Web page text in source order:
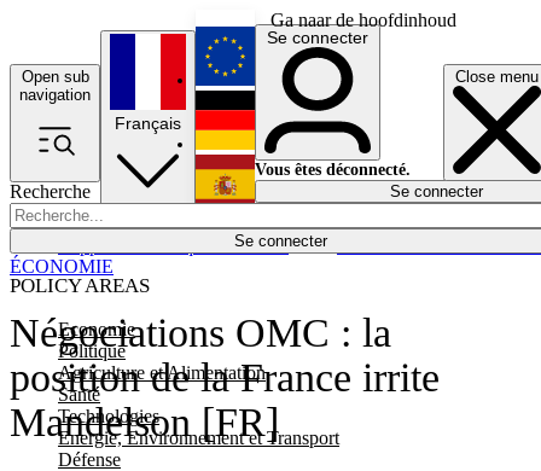
Ga naar de hoofdinhoud
Open sub
navigation
Close menu
Recherche
Se connecter
POLICY AREAS
Economie
Politique
Agriculture et Alimentation
Santé
Technologies
Energie, Environnement et Transport
Défense
Économie
Français
English
Deutsch
Español
Se connecter
Vous êtes déconnecté.
Se connecter
Négociations OMC : la
position de la France irrite
Mandelson [FR]
ÉCONOMIE